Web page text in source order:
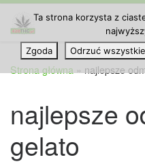
Przejdź do treści
Strona główna » najlepsze
najlepsze
gelato
Ta strona korzysta z
Zgoda
Odrzuć